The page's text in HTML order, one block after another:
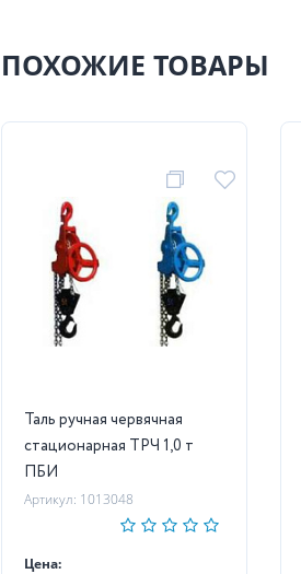
ПОХОЖИЕ ТОВАРЫ
Таль ручная червячная
стационарная ТРЧ 1,0 т
ПБИ
Артикул: 1013048
Цена: